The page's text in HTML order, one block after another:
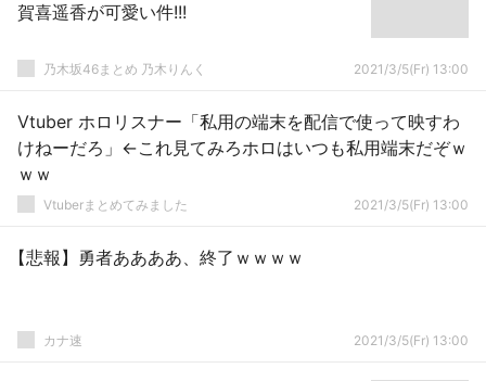
賀喜遥香が可愛い件!!!
乃木坂46まとめ 乃木りんく 2021/3/5(Fr) 13:00
Vtuber ホロリスナー「私用の端末を配信で使って映すわ
けねーだろ」←これ見てみろホロはいつも私用端末だぞｗ
ｗｗ
Vtuberまとめてみました 2021/3/5(Fr) 13:00
【悲報】勇者ああああ、終了ｗｗｗｗ
カナ速 2021/3/5(Fr) 13:00